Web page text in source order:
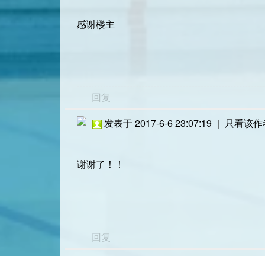
感谢楼主
回复
发表于 2017-6-6 23:07:19 | 只看该
谢谢了！！
回复